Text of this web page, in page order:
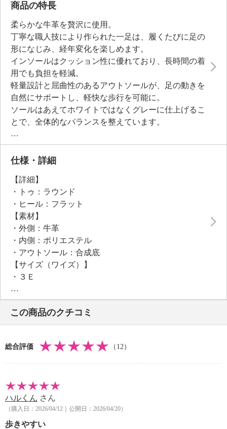
商品の特長
柔らかな牛革を贅沢に使用。
丁寧な職人技により作られた一足は、履くたびに足の
形になじみ、経年変化を楽しめます。
インソールはクッション性に優れており、長時間の着
用でも負担を軽減。
軽量設計と屈曲性のあるアウトソールが、足の動きを
自然にサポートし、軽快な歩行を可能に。
ソールはあえてホワイトではなくグレーに仕上げるこ
とで、全体的なバランスを整えています。
底面に細かな刻みをほどこした、グリップ力のあるつ
くりです。
仕様・詳細
【詳細】
・トゥ：ラウンド
・ヒール：フラット
【素材】
・外側：牛革
・内側：ポリエステル
・アウトソール：合成底
【サイズ（ワイズ）】
・３Ｅ
【サイズ（その他）】
・ヒールの高さ：約３．５ｃｍ
・前底厚み：約１．５ｃｍ
・前側着地点厚み：約２ｃｍ
【重さ】
・片足約１７０ｇ（サイズにより多少の差異あり）
・摩擦による色落ち、色移り注意
【原産国（地）】
・日本製
この商品のクチコミ
総合評価 （12）
ハルくん さん
（購入日：2026/04/12｜公開日：2026/04/20）
歩きやすい